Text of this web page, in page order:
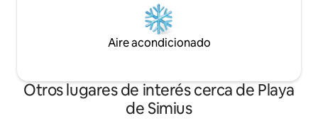
Aire acondicionado
Otros lugares de interés cerca de Playa
de Simius